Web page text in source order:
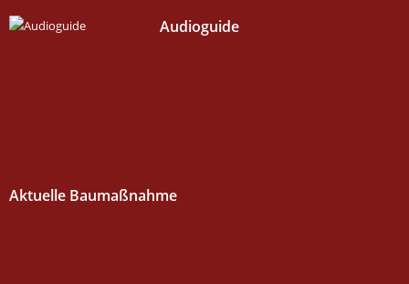
Audioguide
Aktuelle Baumaßnahme